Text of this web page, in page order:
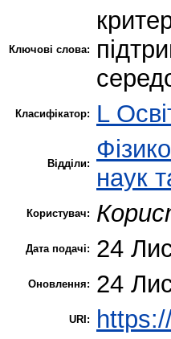
Ключові слова:
Класифікатор: L
Відділи:
наук
Користувач:
Дата подачі: 24
Оновлення: 24
URI: